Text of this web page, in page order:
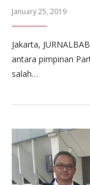
January 25, 2019
Jakarta,
antara pimpinan
salah…